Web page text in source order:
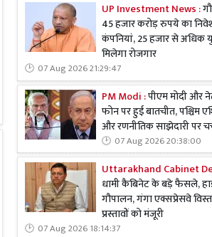
UP Investment News :
45 हजार करोड़ रुपये का
कंपनियां, 25 हजार से अधिक
मिलेगा रोजगार
07 Aug 2026 21:29:47
PM Modi :पीएम मोदी और
फोन पर हुई बातचीत, पश्चिम
और रणनीतिक साझेदारी पर
07 Aug 2026 20:38:00
Uttarakhand Cabinet
धामी कैबिनेट के बड़े फैसले,
गौपालन, गंगा एक्सप्रेसवे
प्रस्तावों को मंजूरी
07 Aug 2026 18:14:37